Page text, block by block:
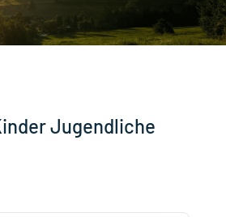
Jugendliche